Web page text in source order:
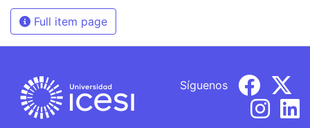
Full item page
Síguenos